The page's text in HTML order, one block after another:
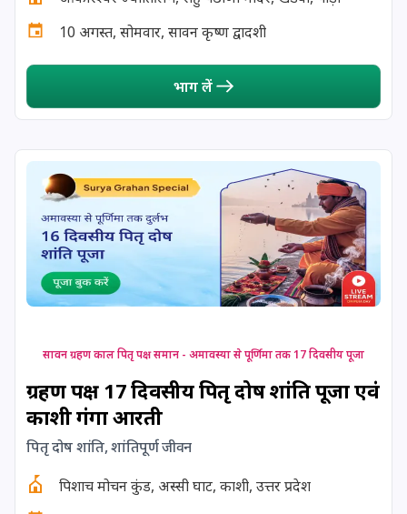
23 June, 2025
25 June, 2025 आषाढ़ अमावस्या
25 June, 2025 दर्श अमावस्या
26 June, 2025 चन्द्र दर्शन
27 June, 2025 जगन्नाथ रथयात्रा
28 June, 2025
30 June, 2025
10 अगस्त, सोमवार, सावन कृष्ण द्वादशी
भाग लें
सावन ग्रहण काल पितृ पक्ष समान - अमावस्या से पूर्णिमा तक 17 दिवसीय पूजा
ग्रहण पक्ष 17 दिवसीय पितृ दोष शांति पूजा एवं
काशी गंगा आरती
पितृ दोष शांति, शांतिपूर्ण जीवन
पिशाच मोचन कुंड, अस्सी घाट, काशी, उत्तर प्रदेश